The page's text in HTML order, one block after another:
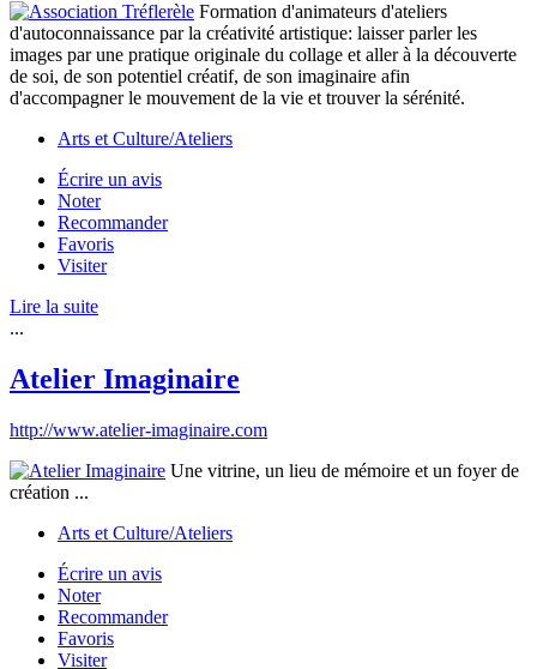
Formation d'animateurs d'ateliers
d'autoconnaissance par la créativité artistique: laisser parler les
images par une pratique originale du collage et aller à la découverte
de soi, de son potentiel créatif, de son imaginaire afin
d'accompagner le mouvement de la vie et trouver la sérénité.
Arts et Culture/Ateliers
Écrire un avis
Noter
Recommander
Favoris
Visiter
Lire la suite
...
Atelier Imaginaire
http://www.atelier-imaginaire.com
Une vitrine, un lieu de mémoire et un foyer de
création ...
Arts et Culture/Ateliers
Écrire un avis
Noter
Recommander
Favoris
Visiter